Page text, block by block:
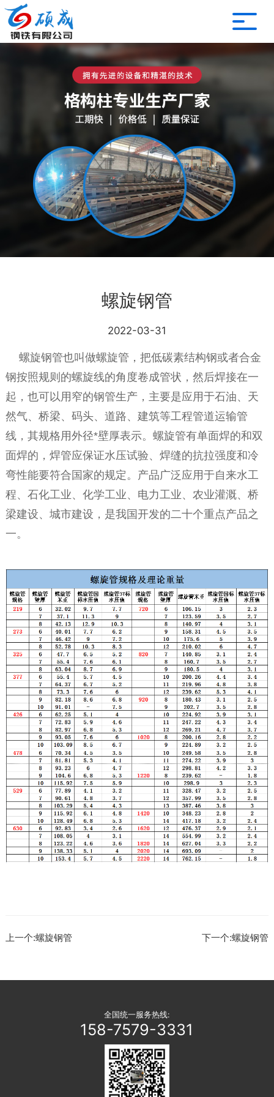
螺旋钢管
2022-03-31
螺旋钢管也叫做螺旋管，把低碳素结构钢或者合金
钢按照规则的螺旋线的角度卷成管状，然后焊接在一
起，也可以用窄的钢管生产，主要是应用于石油、天
然气、桥梁、码头、道路、建筑等工程管道运输管
线，其规格用外径*壁厚表示。螺旋管有单面焊的和双
面焊的，焊管应保证水压试验、焊缝的抗拉强度和冷
弯性能要符合国家的规定。产品广泛应用于自来水工
程、石化工业、化学工业、电力工业、农业灌溉、桥
梁建设、城市建设，是我国开发的二十个重点产品之
一。
上一个:螺旋钢管 下一个:螺旋钢管
全国统一服务热线:
158-7579-3331